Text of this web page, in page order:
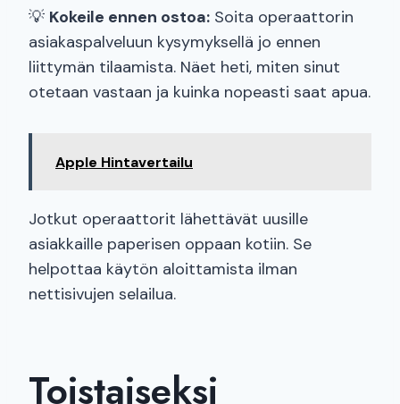
💡 Kokeile ennen ostoa: Soita operaattorin
asiakaspalveluun kysymyksellä jo ennen
liittymän tilaamista. Näet heti, miten sinut
otetaan vastaan ja kuinka nopeasti saat apua.
Apple Hintavertailu
Jotkut operaattorit lähettävät uusille
asiakkaille paperisen oppaan kotiin. Se
helpottaa käytön aloittamista ilman
nettisivujen selailua.
Toistaiseksi